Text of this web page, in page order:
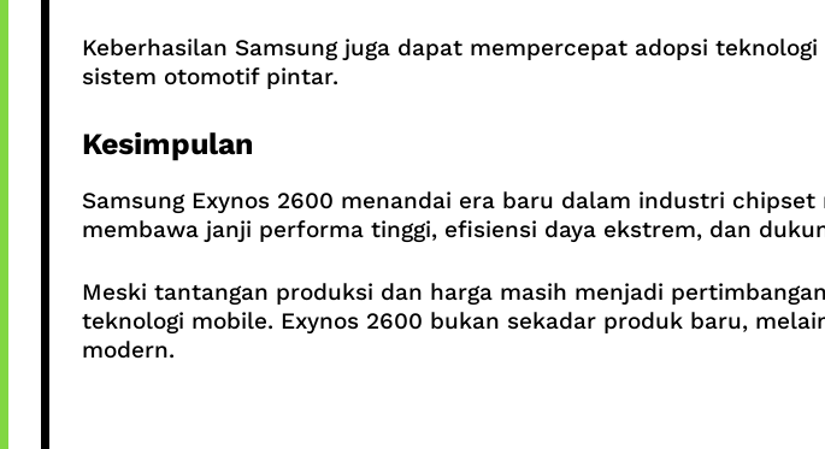
Keberhasilan Samsung juga dapat mempercepat adopsi
sistem otomotif pintar.
Kesimpulan
Samsung Exynos 2600 menandai era baru dalam industri
membawa janji performa tinggi, efisiensi daya ekstrem, dan
Meski tantangan produksi dan harga masih menjadi
teknologi mobile. Exynos 2600 bukan sekadar produk baru,
modern.